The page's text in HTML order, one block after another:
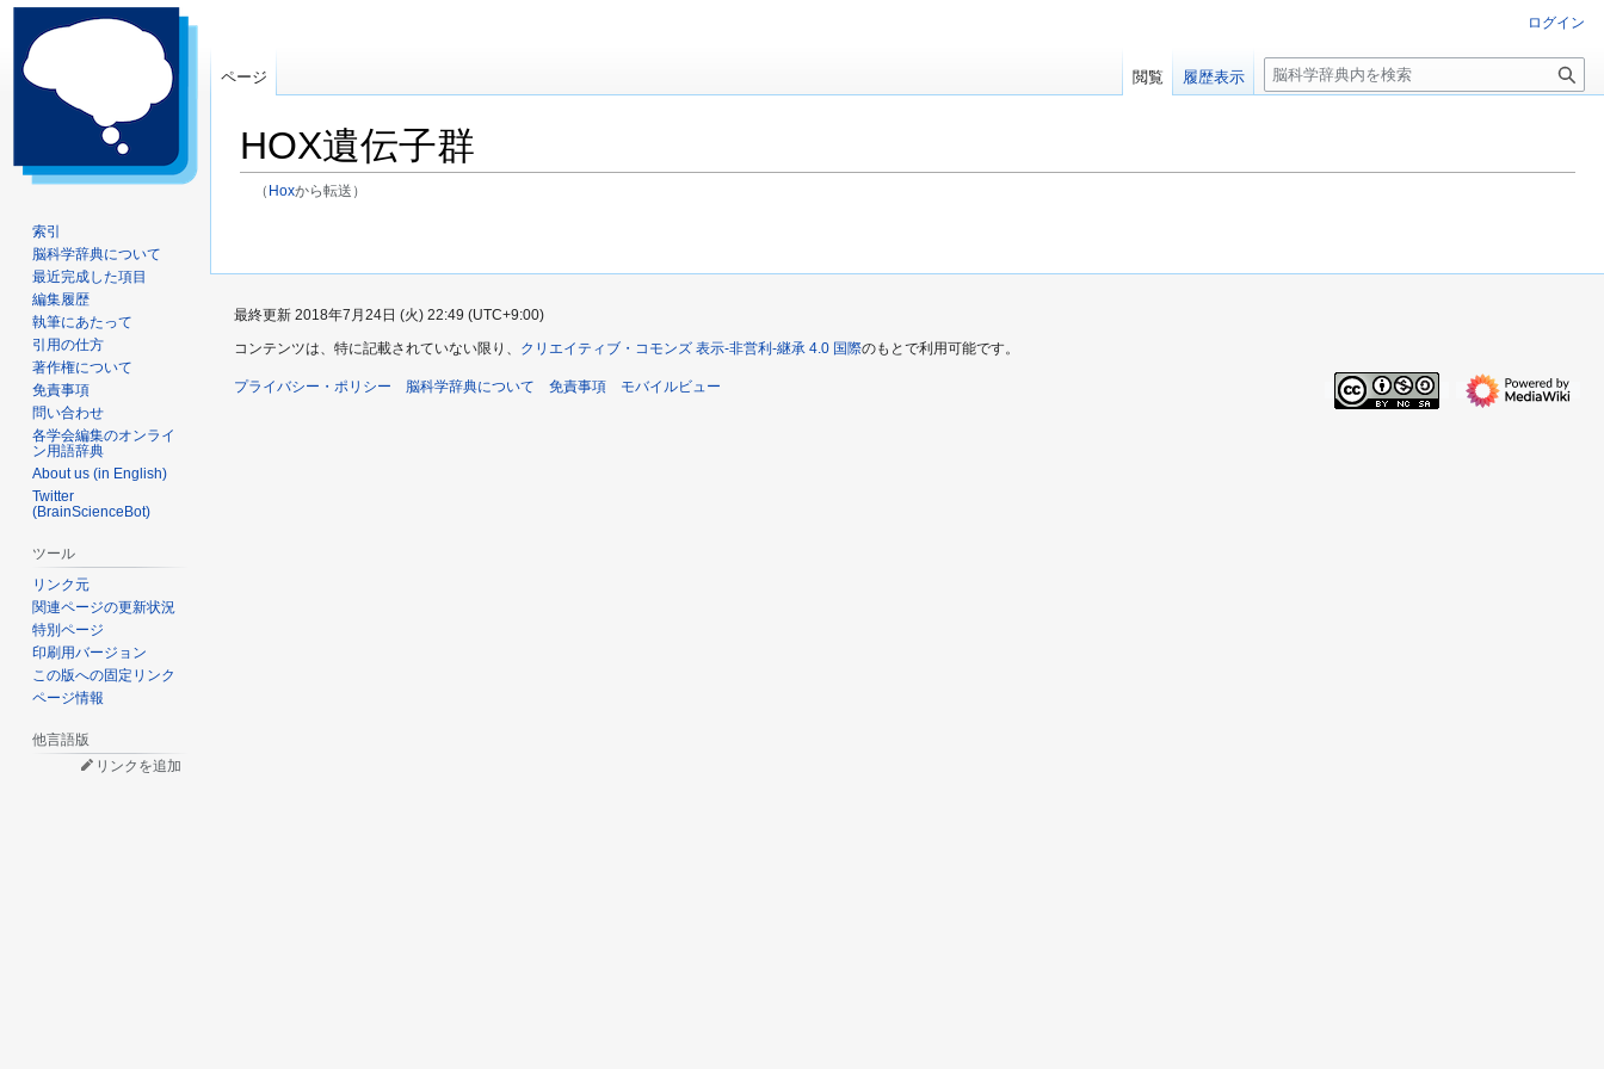
HOX遺伝子群
（ Hoxから転送）
ー
ン
移
ログイン
ページ 閲覧 履歴表示
検
索
索引
脳科学辞典について
最近完成した項目
編集履歴
執筆にあたって
引用の仕方
著作権について
免責事項
問い合わせ
各学会編集のオンライ
ン用語辞典
About us (in English)
Twitter
(BrainScienceBot)
ツール
リンク元
関連ページの更新状況
特別ページ
印刷用バージョン
この版への固定リンク
ページ情報
他言語版
リンクを追加
最終更新 2018年7月24日 (火) 22:49 (UTC+9:00)
コンテンツは、特に記載されていない限り、 クリエイティブ・コモンズ 表示-非営利-継承 4.0 国際のもとで利用可能です。
プライバシー・ポリシー 脳科学辞典について 免責事項 モバイルビュー